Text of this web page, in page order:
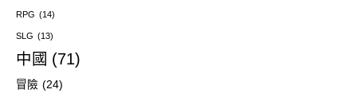
RPG (14)
SLG (13)
中國 (71)
冒險 (24)